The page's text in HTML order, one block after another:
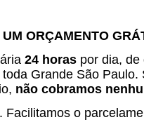
ORÇAMENTO
24 horaspor dia, de
Grande São Paulo.
não cobramos
o